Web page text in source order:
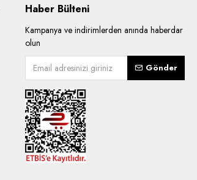
Haber Bülteni
Kampanya ve indirimlerden anında haberdar
olun
Gönder